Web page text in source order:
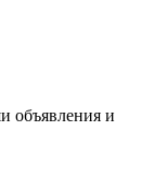
объявления и